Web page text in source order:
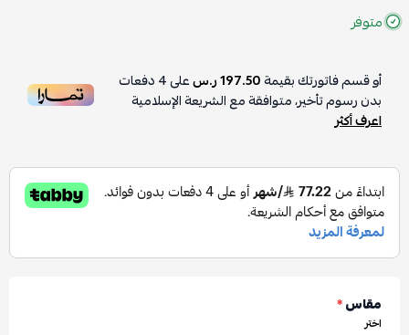
متوفر
أو قسم فاتورتك بقيمة197.50 ر.س على4دفعات
بدون رسوم تأخير، متوافقة مع الشريعة الإسلامية
اعرف أكثر
مقاس*
اختر